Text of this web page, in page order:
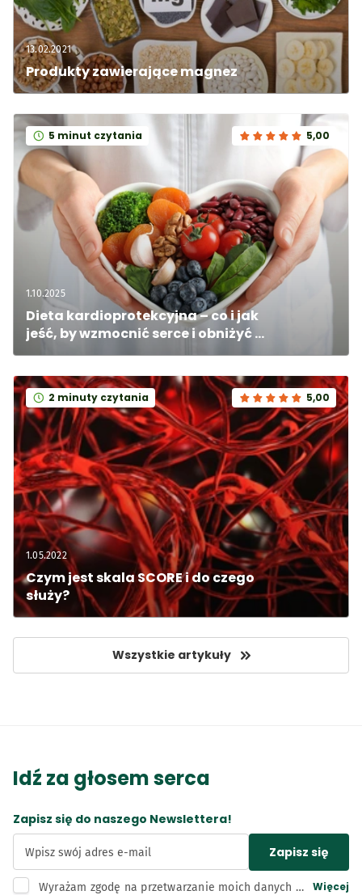
13.02.2021
Produkty zawierające magnez
1.10.2025
Dieta kardioprotekcyjna – co i jak
jeść, by wzmocnić serce i obniżyć
ciśnienie?
5 minut czytania 5,00
1.05.2022
Czym jest skala SCORE i do czego
służy?
2 minuty czytania 5,00
Wszystkie artykuły
Idź za głosem serca
Zapisz się do naszego Newslettera!
Wpisz swój adres e-mail Zapisz się
Wyrażam zgodę na przetwarzanie moich danych
Więcej